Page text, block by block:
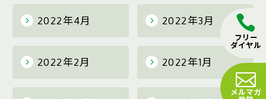
フリー
ダイヤル
メルマガ
2022年4月 2022年3月
2022年2月 2022年1月